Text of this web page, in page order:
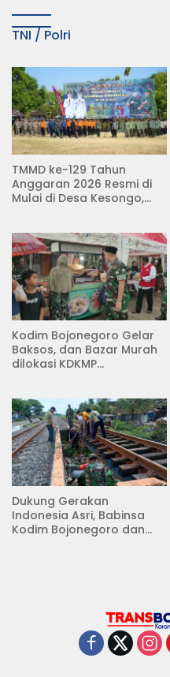
TNI / Polri
TMMD ke-129 Tahun
Anggaran 2026 Resmi di
Mulai di Desa Kesongo,
Kodim Bojonegoro Gelar
Baksos, dan Bazar Murah
dilokasi KDKMP
Dukung Gerakan
Indonesia Asri, Babinsa
Kodim Bojonegoro dan